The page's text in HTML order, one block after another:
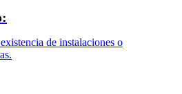
de instalaciones o